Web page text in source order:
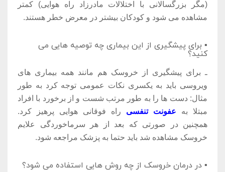
(مگر بزرگسالانی با اختلالات مادرزاد راه هوایی) کمتر
مشاهده می شود و کودکان بیشتر در معرض خطر هستند.
▪ برای پیشگیری از این بیماری چه توصیه هایی می
کنید؟
ـ برای پیشگیری از خروسک هم مانند همه بیماری های
ویروسی باید به یکسری نکات عمومی توجه کرد به طور
مثال: دست ها را به طور مرتب شست و از برخورد با افراد
مبتلا به عفونت تنفسی راه فوقانی هوایی پرهیز کرد.
همچنین در صورتی که بعد از هر سرماخوردگی علایم
خروسک مشاهده شد باید حتما به پزشک مراجعه شود.
▪ در درمان خروسک از چه روش هایی استفاده می شود؟